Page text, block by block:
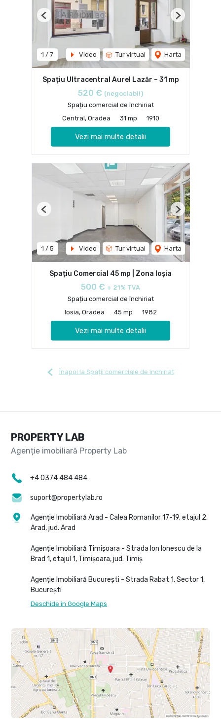
1 / 7 Video Tur virtual Harta
Previous Next
Spațiu Ultracentral Aurel Lazăr – 31 mp
520 € (negociabil)
Spațiu comercial de închiriat
Central, Oradea
31 mp 1910
Vezi mai multe detalii
1 / 5 Video Tur virtual Harta
Previous Next
Spațiu Comercial 45 mp | Zona Ioșia
500 € + 21% TVA
Spațiu comercial de închiriat
Iosia, Oradea
45 mp 1982
Vezi mai multe detalii
Înapoi la Spații comerciale de închiriat
PROPERTY LAB
+4 0374 484 484
suport@propertylab.ro
Agenție Imobiliară Arad - Calea Romanilor 17-19, etajul 2,
Arad, jud. Arad
Agenție Imobiliară Timișoara - Strada Ion Ionescu de la
Brad 1, etajul 1, Timișoara, jud. Timiș
Agenție Imobiliară București - Strada Rabat 1, Sector 1,
București
Deschide în Google Maps